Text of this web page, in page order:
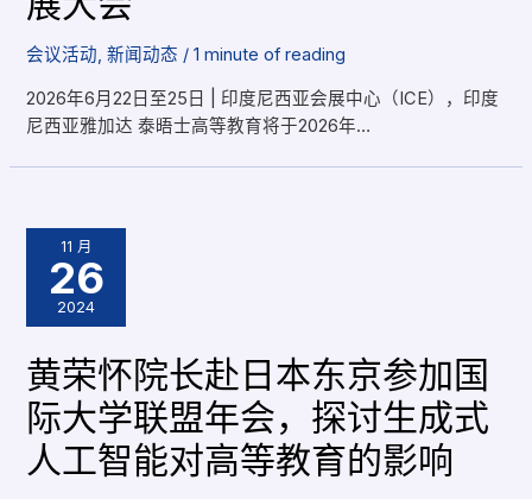
会议活动,新闻动态 /1 minute of reading
2026年6月22日至25日 | 印度尼西亚会展中心（ICE），印度
尼西亚雅加达 泰晤士高等教育将于2026年…
11 月
26
2024
黄荣怀院长赴日本东京参加国
际大学联盟年会，探讨生成式
人工智能对高等教育的影响